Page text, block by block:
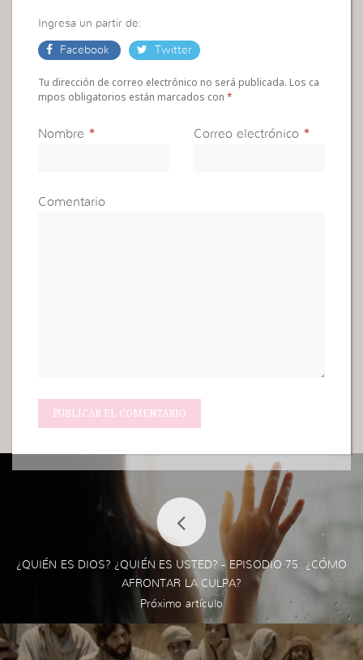
Ingresa un partir de:
Facebook Twitter
Tu dirección de correo electrónico no será publicada. Los ca
mpos obligatorios están marcados con*
Nombre * Correo electrónico *
Comentario
¿QUIÉN ES DIOS? ¿QUIÉN ES USTED? - EPISODIO 75: ¿CÓMO
AFRONTAR LA CULPA?